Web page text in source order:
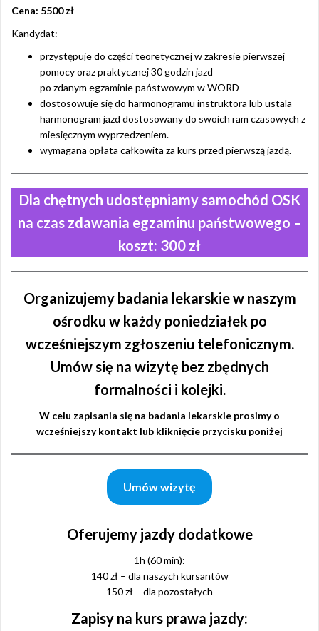
Cena: 5500 zł
Kandydat:
przystępuje do części teoretycznej w zakresie pierwszej
pomocy oraz praktycznej 30 godzin jazd
po zdanym egzaminie państwowym w WORD
dostosowuje się do harmonogramu instruktora lub ustala
harmonogram jazd dostosowany do swoich ram czasowych z
miesięcznym wyprzedzeniem.
wymagana opłata całkowita za kurs przed pierwszą jazdą.
Dla chętnych udostępniamy samochód OSK
na czas zdawania egzaminu państwowego –
koszt: 300 zł
Organizujemy badania lekarskie w naszym
ośrodku w każdy poniedziałek po
wcześniejszym zgłoszeniu telefonicznym.
Umów się na wizytę bez zbędnych
formalności i kolejki.
W celu zapisania się na badania lekarskie prosimy o
wcześniejszy kontakt lub kliknięcie przycisku poniżej
Umów wizytę
Oferujemy jazdy dodatkowe
1h (60 min):
140 zł – dla naszych kursantów
150 zł – dla pozostałych
Zapisy na kurs prawa jazdy: